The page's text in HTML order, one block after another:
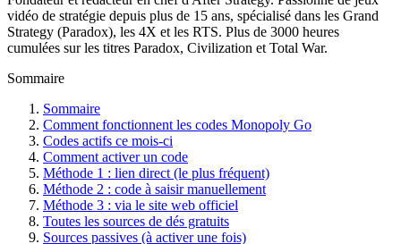
vidéo de stratégie depuis plus de 15 ans, spécialisé dans les Grand
Strategy (Paradox), les 4X et les RTS. Plus de 3000 heures
cumulées sur les titres Paradox, Civilization et Total War.
Sommaire
Sommaire
Comment fonctionnent les codes Monopoly Go
Codes actifs ce mois-ci
Comment activer un code
Méthode 1 : lien direct (le plus fréquent)
Méthode 2 : code à saisir manuellement
Méthode 3 : via le site web officiel
Toutes les sources de dés gratuits
Sources passives (à activer une fois)